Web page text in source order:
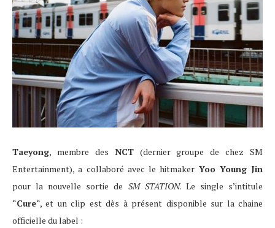
Taeyong, membre des NCT(dernier groupe de chez SM
Entertainment), a collaboré avec le hitmaker Yoo Young Jin
pour la nouvelle sortie de SM STATION. Le single s’intitule
“Cure“, et un clip est dès à présent disponible sur la chaine
officielle du label :